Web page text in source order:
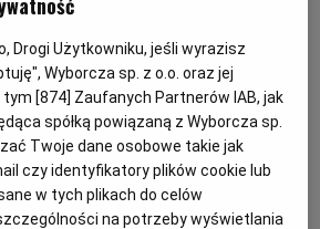
Wysokie Obcasy
Jutronauci
Inne serwisy
komisji śledczej uznali, że
prywatyzacji Banku Śląskiego jest
dlatego, że kiedyś uznał
za największą aferę gospodarczą
Pęka były wielokrotnie
działalność publiczna mało
Drogi Użytkowniku, jeśli wyrazisz
Wyborcza sp. z o.o. oraz jej
tym [874] Zaufanych Partnerów IAB, jak
spółką powiązaną z Wyborcza sp.
Twoje dane osobowe takie jak
czy identyfikatory plików cookie lub
w tych plikach do celów
na potrzeby wyświetlania